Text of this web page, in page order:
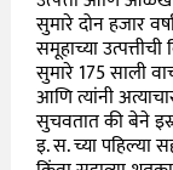
सुमारे दोन हजार
समूहाच्या
सुमारे 175 साली
आणि त्यांनी
सुचवतात की बेने
इ. स. च्या पहिल्या